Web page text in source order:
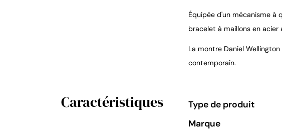
Équipée d'un mécanisme à
bracelet à maillons en
La montre Daniel
contemporain.
Caractéristiques Type de produit
Marque